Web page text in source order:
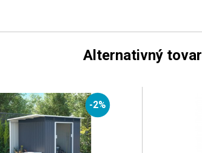
Alternativný tovar
-2%